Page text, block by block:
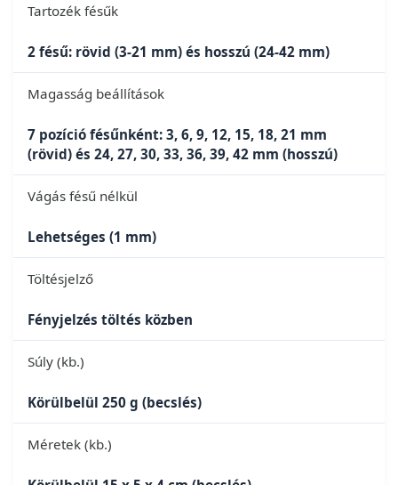
Tartozék fésűk
2 fésű: rövid (3-21 mm) és hosszú (24-42 mm)
Magasság beállítások
7 pozíció fésűnként: 3, 6, 9, 12, 15, 18, 21 mm
(rövid) és 24, 27, 30, 33, 36, 39, 42 mm (hosszú)
Vágás fésű nélkül
Lehetséges (1 mm)
Töltésjelző
Fényjelzés töltés közben
Súly (kb.)
Körülbelül 250 g (becslés)
Méretek (kb.)